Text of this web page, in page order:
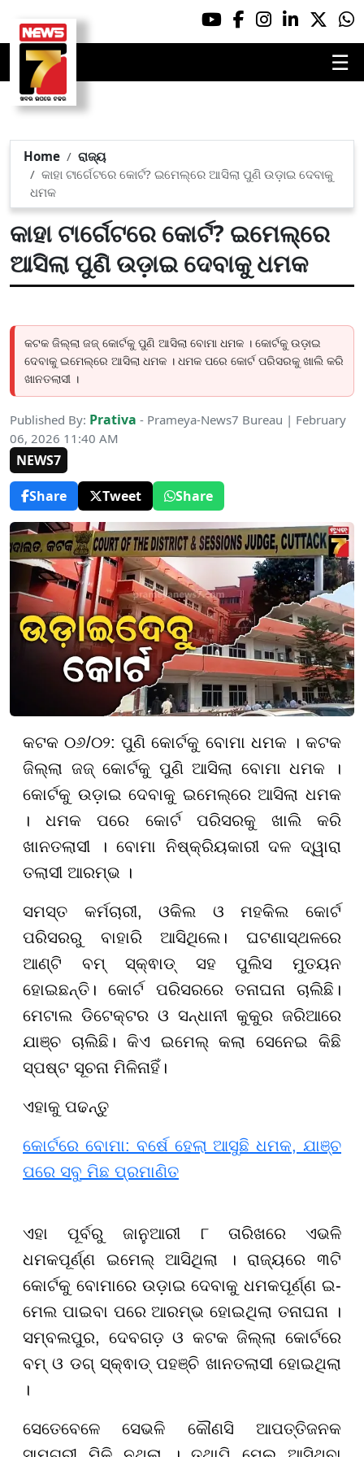
☰
Home
ରାଜ୍ୟ
କାହା ଟାର୍ଗେଟରେ କୋର୍ଟ? ଇମେଲ୍‌ରେ ଆସିଲା ପୁଣି ଉଡ଼ାଇ ଦେବାକୁ
ଧମକ
କାହା ଟାର୍ଗେଟରେ କୋର୍ଟ? ଇମେଲ୍‌ରେ
ଆସିଲା ପୁଣି ଉଡ଼ାଇ ଦେବାକୁ ଧମକ
କଟକ ଜିଲ୍ଲା ଜଜ୍‌ କୋର୍ଟକୁ ପୁଣି ଆସିଲା ବୋମା ଧମକ । କୋର୍ଟକୁ ଉଡ଼ାଇ
ଦେବାକୁ ଇମେଲ୍‌ରେ ଆସିଲା ଧମକ । ଧମକ ପରେ କୋର୍ଟ ପରିସରକୁ ଖାଲି କରି
ଖାନତଲାସୀ ।
Published By: Prativa - Prameya-News7 Bureau | February
06, 2026 11:40 AM
NEWS7
Share
Tweet Share
କଟକ ୦୬/୦୨: ପୁଣି କୋର୍ଟକୁ ବୋମା ଧମକ । କଟକ
ଜିଲ୍ଲା ଜଜ୍ କୋର୍ଟକୁ ପୁଣି ଆସିଲା ବୋମା ଧମକ ।
କୋର୍ଟକୁ ଉଡ଼ାଇ ଦେବାକୁ ଇମେଲ୍ରେ ଆସିଲା ଧମକ
। ଧମକ ପରେ କୋର୍ଟ ପରିସରକୁ ଖାଲି କରି
ଖାନତଲାସୀ । ବୋମା ନିଷ୍କ୍ରିୟକାରୀ ଦଳ ଦ୍ୱାରା
ତଲାସୀ ଆରମ୍ଭ ।
ସମସ୍ତ କର୍ମଚାରୀ, ଓକିଲ ଓ ମହକିଲ କୋର୍ଟ
ପରିସରରୁ ବାହାରି ଆସିଥିଲେ। ଘଟଣାସ୍ଥଳରେ
ଆଣ୍ଟି ବମ୍ ସ୍କ୍ଵାଡ୍ ସହ ପୁଲିସ ମୁତୟନ
ହୋଇଛନ୍ତି। କୋର୍ଟ ପରିସରରେ ତନାଘନା ଚାଲିଛି।
ମେଟାଲ ଡିଟେକ୍ଟର ଓ ସନ୍ଧାନୀ କୁକୁର ଜରିଆରେ
ଯାଞ୍ଚ ଚାଲିଛି। କିଏ ଇମେଲ୍ କଲା ସେନେଇ କିଛି
ସ୍ପଷ୍ଟ ସୂଚନା ମିଳିନାହିଁ।
ଏହାକୁ ପଢନ୍ତୁ
କୋର୍ଟରେ ବୋମା: ବର୍ଷେ ହେଲା ଆସୁଛି ଧମକ, ଯାଞ୍ଚ
ପରେ ସବୁ ମିଛ ପ୍ରମାଣିତ
ଏହା ପୂର୍ବରୁ ଜାନୁଆରୀ ୮ ତାରିଖରେ ଏଭଳି
ଧମକପୂର୍ଣ୍ଣ ଇମେଲ୍ ଆସିଥିଲା । ରାଜ୍ୟରେ ୩ଟି
କୋର୍ଟକୁ ବୋମାରେ ଉଡ଼ାଇ ଦେବାକୁ ଧମକପୂର୍ଣ୍ଣ ଇ-
ମେଲ ପାଇବା ପରେ ଆରମ୍ଭ ହୋଇଥିଲା ତନାଘନା ।
ସମ୍ବଲପୁର, ଦେବଗଡ଼ ଓ କଟକ ଜିଲ୍ଲା କୋର୍ଟରେ
ବମ୍ ଓ ଡଗ୍ ସ୍କ୍ଵାଡ୍ ପହଞ୍ଚି ଖାନତଲାସୀ ହୋଇଥିଲା
।
ସେତେବେଳେ ସେଭଳି କୌଣସି ଆପତ୍ତିଜନକ